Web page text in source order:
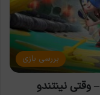
بررسی بازی
نقد و بررسی بازی Splatoon Raiders – وقتی نینتندو